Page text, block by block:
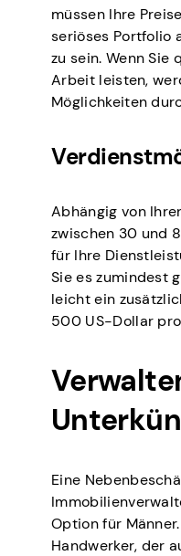
müssen Ihre
seriöses Portfolio
zu sein. Wenn
Arbeit leisten,
Möglichkeiten
Abhängig von
zwischen 30 und
für Ihre
Sie es zumindest
leicht ein
500 US-Dollar
Eine
Option für
Handwerker, der